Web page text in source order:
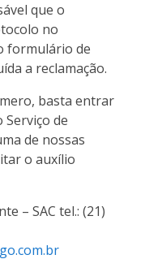
que o
no
formulário de
a reclamação.
basta entrar
de
de nossas
o auxílio
– SAC tel.: (21)